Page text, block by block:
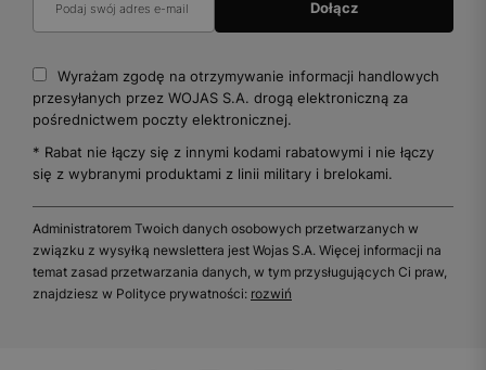
Wyrażam zgodę na otrzymywanie informacji handlowych
przesyłanych przez WOJAS S.A. drogą elektroniczną za
pośrednictwem poczty elektronicznej.
* Rabat nie łączy się z innymi kodami rabatowymi i nie łączy
się z wybranymi produktami z linii military i brelokami.
Administratorem Twoich danych osobowych przetwarzanych w
związku z wysyłką newslettera jest Wojas S.A. Więcej informacji na
temat zasad przetwarzania danych, w tym przysługujących Ci praw,
znajdziesz w Polityce prywatności: rozwiń